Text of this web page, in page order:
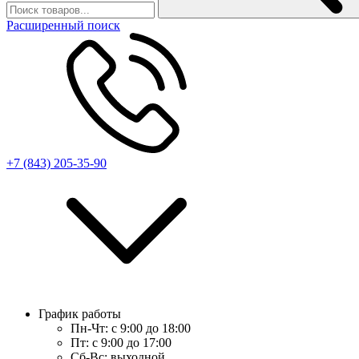
Расширенный поиск
+7 (843) 205-35-90
График работы
Пн-Чт: с 9:00 до 18:00
Пт: с 9:00 до 17:00